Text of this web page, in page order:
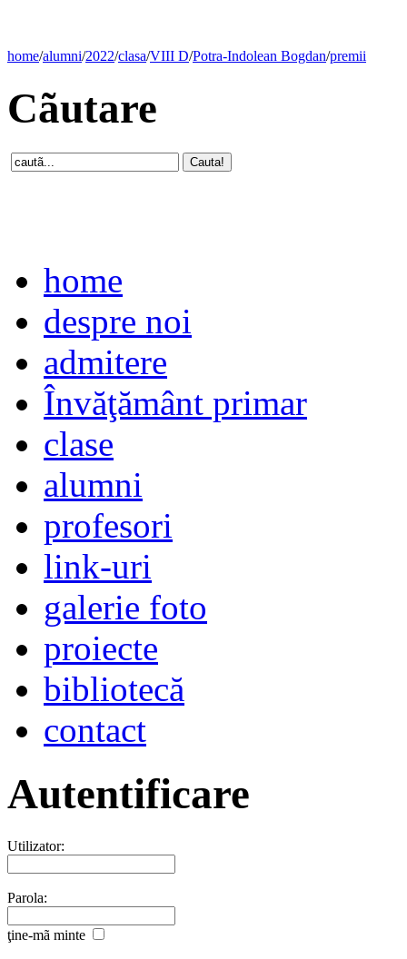
home/alumni/2022/clasa/VIII D/Potra-Indolean Bogdan/premii
Cãutare
home
despre noi
admitere
Învăţământ primar
clase
alumni
profesori
link-uri
galerie foto
proiecte
bibliotecă
contact
Autentificare
Utilizator:
Parola:
ţine-mã minte